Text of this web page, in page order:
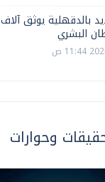
بالدقهلية يوثق آلاف
البشري
وحوارات